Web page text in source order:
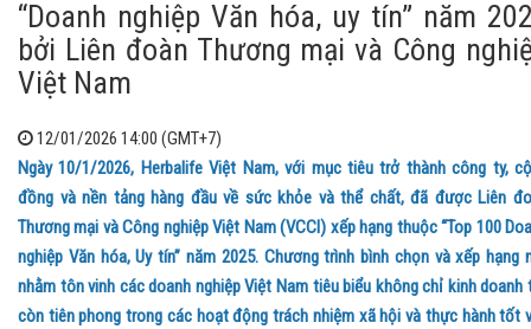
“Doanh nghiệp Văn hóa, uy tín” năm
bởi Liên đoàn Thương mại và Công
Việt Nam
12/01/2026 14:00 (GMT+7)
Ngày 10/1/2026, Herbalife Việt Nam, với mục tiêu trở thành công ty,
đồng và nền tảng hàng đầu về sức khỏe và thể chất, đã được Liên
Thương mại và Công nghiệp Việt Nam (VCCI) xếp hạng thuộc “Top 100
nghiệp Văn hóa, Uy tín” năm 2025. Chương trình bình chọn và xếp hạng
nhằm tôn vinh các doanh nghiệp Việt Nam tiêu biểu không chỉ kinh doanh
còn tiên phong trong các hoạt động trách nhiệm xã hội và thực hành tốt